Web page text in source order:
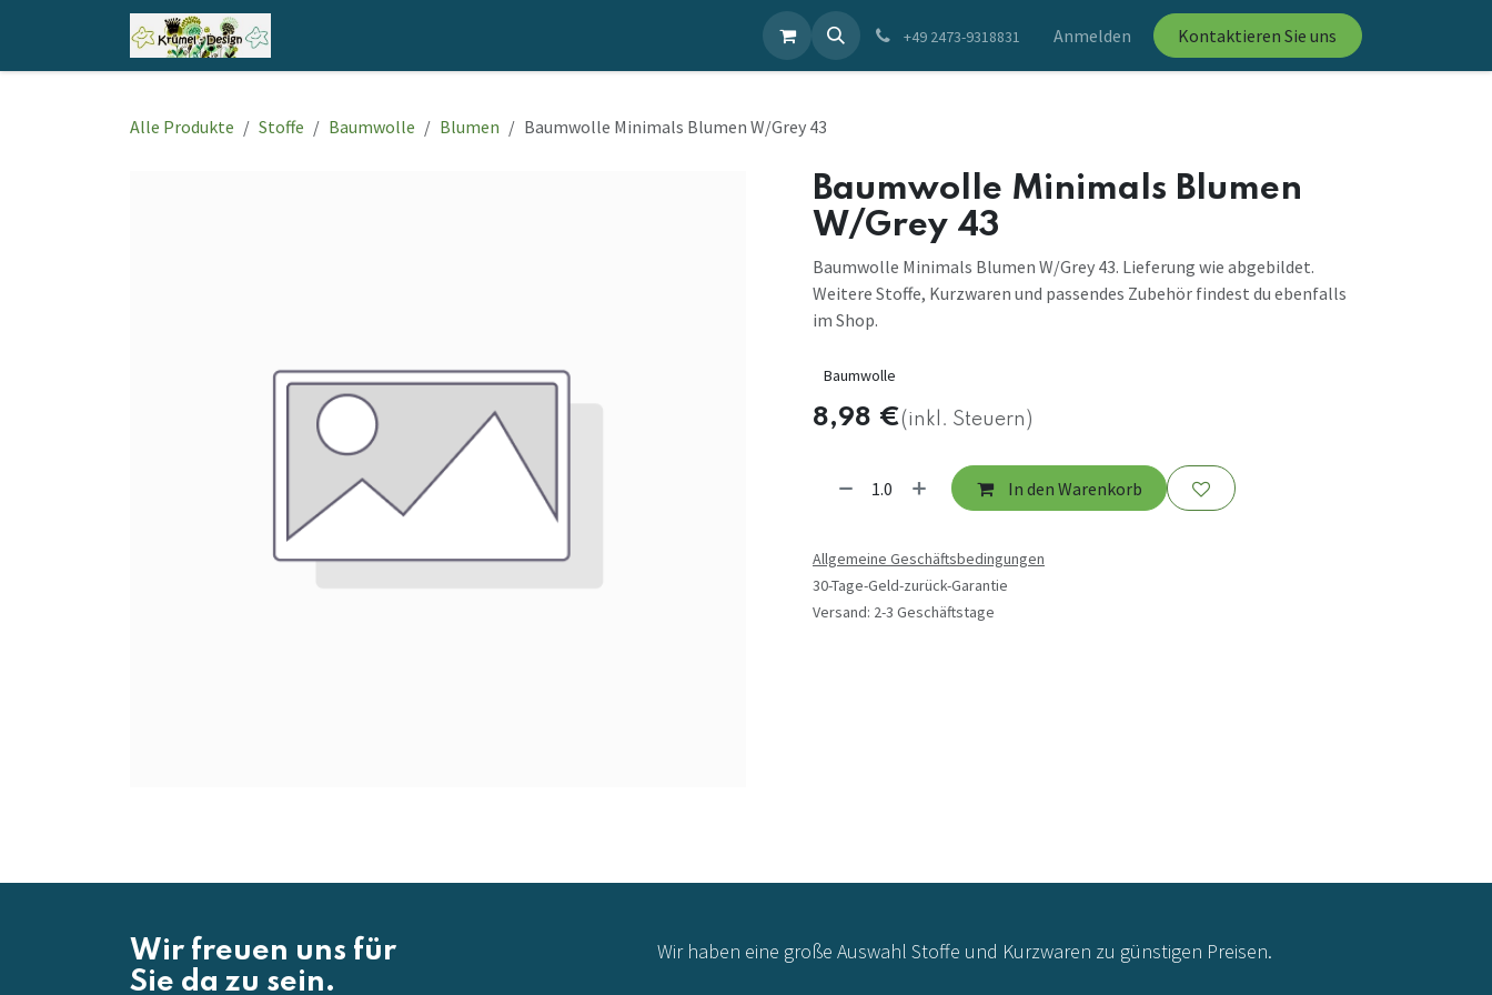
Zum Inhalt springen
+49 2473-9318831 Anmelden Kontaktieren Sie uns
Alle Produkte Stoffe Baumwolle Blumen Baumwolle Minimals Blumen W/Grey 43
Baumwolle Minimals Blumen
W/Grey 43
Baumwolle Minimals Blumen W/Grey 43. Lieferung wie abgebildet.
Weitere Stoffe, Kurzwaren und passendes Zubehör findest du ebenfalls
im Shop.
Baumwolle
8,98 €(inkl. Steuern)
In den Warenkorb
Allgemeine Geschäftsbedingungen
30-Tage-Geld-zurück-Garantie
Versand: 2-3 Geschäftstage
Wir freuen uns für
Sie da zu sein.
Wir haben eine große Auswahl Stoffe und Kurzwaren zu günstigen Preisen.